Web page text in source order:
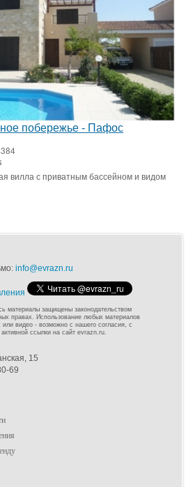
побережье - Пафос
вилла с приватным бассейном и видом
info@evrazn.ru
материалы защищены законодательством
правах. Использование любых материалов
или видео - возможно с нашего согласия, с
ссылки на сайт evrazn.ru.
15
69